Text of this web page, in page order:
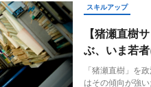
スキルアップ
【猪瀬直樹
ぶ、いま若
「猪瀬直樹」を
はその傾向が強